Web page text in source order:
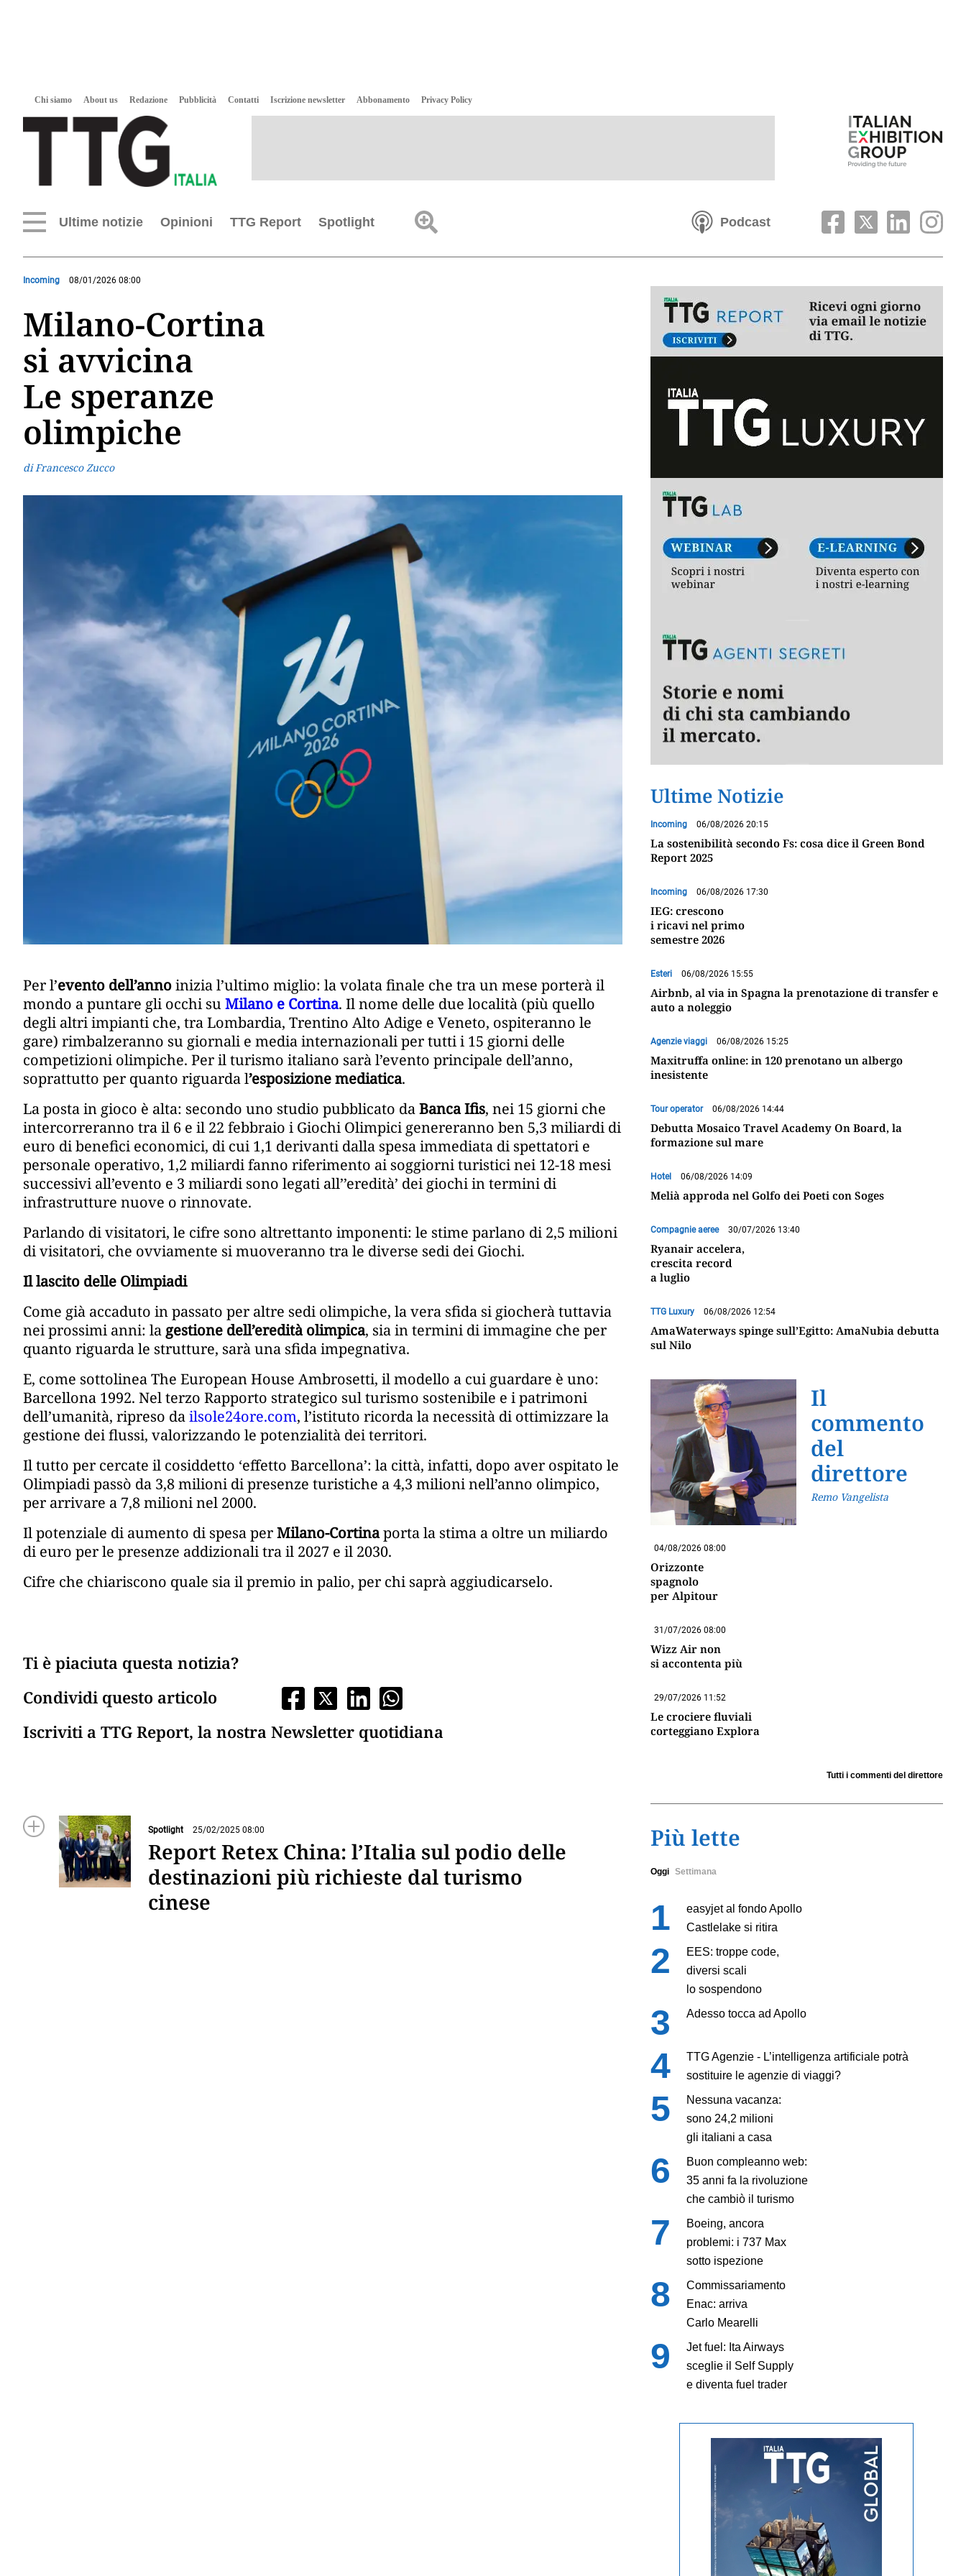
Chi siamo About us Redazione Pubblicità Contatti Iscrizione newsletter Abbonamento Privacy Policy
Ultime notizie Opinioni TTG Report Spotlight Podcast
Incoming 08/01/2026 08:00
Milano-Cortina
si avvicina
Le speranze
olimpiche
di Francesco Zucco
Per l’evento dell’annoinizia l’ultimo miglio: la volata finale che tra un mese porterà il
mondo a puntare gli occhi suMilano e Cortina. Il nome delle due località (più quello
degli altri impianti che, tra Lombardia, Trentino Alto Adige e Veneto, ospiteranno le
gare) rimbalzeranno su giornali e media internazionali per tutti i 15 giorni delle
competizioni olimpiche. Per il turismo italiano sarà l’evento principale dell’anno,
soprattutto per quanto riguarda l’esposizione mediatica.
La posta in gioco è alta: secondo uno studio pubblicato daBanca Ifis, nei 15 giorni che
intercorreranno tra il 6 e il 22 febbraio i Giochi Olimpici genereranno ben 5,3 miliardi di
euro di benefici economici, di cui 1,1 derivanti dalla spesa immediata di spettatori e
personale operativo, 1,2 miliardi fanno riferimento ai soggiorni turistici nei 12-18 mesi
successivi all’evento e 3 miliardi sono legati all’’eredità’ dei giochi in termini di
infrastrutture nuove o rinnovate.
Parlando di visitatori, le cifre sono altrettanto imponenti: le stime parlano di 2,5 milioni
di visitatori, che ovviamente si muoveranno tra le diverse sedi dei Giochi.
Il lascito delle Olimpiadi
Come già accaduto in passato per altre sedi olimpiche, la vera sfida si giocherà tuttavia
nei prossimi anni: la gestione dell’eredità olimpica, sia in termini di immagine che per
quanto riguarda le strutture, sarà una sfida impegnativa.
E, come sottolinea The European House Ambrosetti, il modello a cui guardare è uno:
Barcellona 1992. Nel terzo Rapporto strategico sul turismo sostenibile e i patrimoni
dell’umanità, ripreso dailsole24ore.com, l’istituto ricorda la necessità di ottimizzare la
gestione dei flussi, valorizzando le potenzialità dei territori.
Il tutto per cercate il cosiddetto ‘effetto Barcellona’: la città, infatti, dopo aver ospitato le
Olimpiadi passò da 3,8 milioni di presenze turistiche a 4,3 milioni nell’anno olimpico,
per arrivare a 7,8 milioni nel 2000.
Il potenziale di aumento di spesa perMilano-Cortinaporta la stima a oltre un miliardo
di euro per le presenze addizionali tra il 2027 e il 2030.
Cifre che chiariscono quale sia il premio in palio, per chi saprà aggiudicarselo.
Ti è piaciuta questa notizia?
Condividi questo articolo
Iscriviti a TTG Report, la nostra Newsletter quotidiana
Spotlight 25/02/2025 08:00
Report Retex China: l’Italia sul podio delle
destinazioni più richieste dal turismo
cinese
Ultime Notizie
Incoming 06/08/2026 20:15
La sostenibilità secondo Fs: cosa dice il Green Bond
Report 2025
Incoming 06/08/2026 17:30
IEG: crescono
i ricavi nel primo
semestre 2026
Esteri 06/08/2026 15:55
Airbnb, al via in Spagna la prenotazione di transfer e
auto a noleggio
Agenzie viaggi 06/08/2026 15:25
Maxitruffa online: in 120 prenotano un albergo
inesistente
Tour operator 06/08/2026 14:44
Debutta Mosaico Travel Academy On Board, la
formazione sul mare
Hotel 06/08/2026 14:09
Melià approda nel Golfo dei Poeti con Soges
Compagnie aeree 30/07/2026 13:40
Ryanair accelera,
crescita record
a luglio
TTG Luxury 06/08/2026 12:54
AmaWaterways spinge sull’Egitto: AmaNubia debutta
sul Nilo
Il
commento
del
direttore
Remo Vangelista
04/08/2026 08:00
Orizzonte
spagnolo
per Alpitour
31/07/2026 08:00
Wizz Air non
si accontenta più
29/07/2026 11:52
Le crociere fluviali
corteggiano Explora
Tutti i commenti del direttore
Più lette
Oggi Settimana
easyjet al fondo Apollo
Castlelake si ritira
EES: troppe code,
diversi scali
lo sospendono
Adesso tocca ad Apollo
TTG Agenzie - L’intelligenza artificiale potrà
sostituire le agenzie di viaggi?
Nessuna vacanza:
sono 24,2 milioni
gli italiani a casa
Buon compleanno web:
35 anni fa la rivoluzione
che cambiò il turismo
Boeing, ancora
problemi: i 737 Max
sotto ispezione
Commissariamento
Enac: arriva
Carlo Mearelli
Jet fuel: Ita Airways
sceglie il Self Supply
e diventa fuel trader